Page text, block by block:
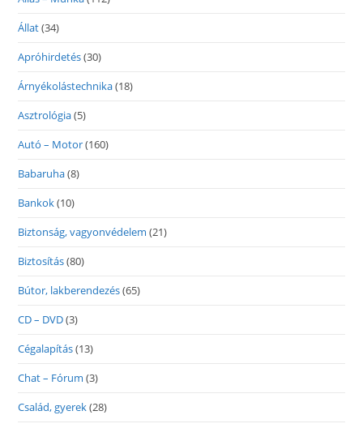
Állat(34)
Apróhirdetés(30)
Árnyékolástechnika(18)
Asztrológia(5)
Autó – Motor(160)
Babaruha(8)
Bankok(10)
Biztonság, vagyonvédelem (21)
Biztosítás(80)
Bútor, lakberendezés(65)
CD – DVD(3)
Cégalapítás(13)
Chat – Fórum (3)
Család, gyerek(28)